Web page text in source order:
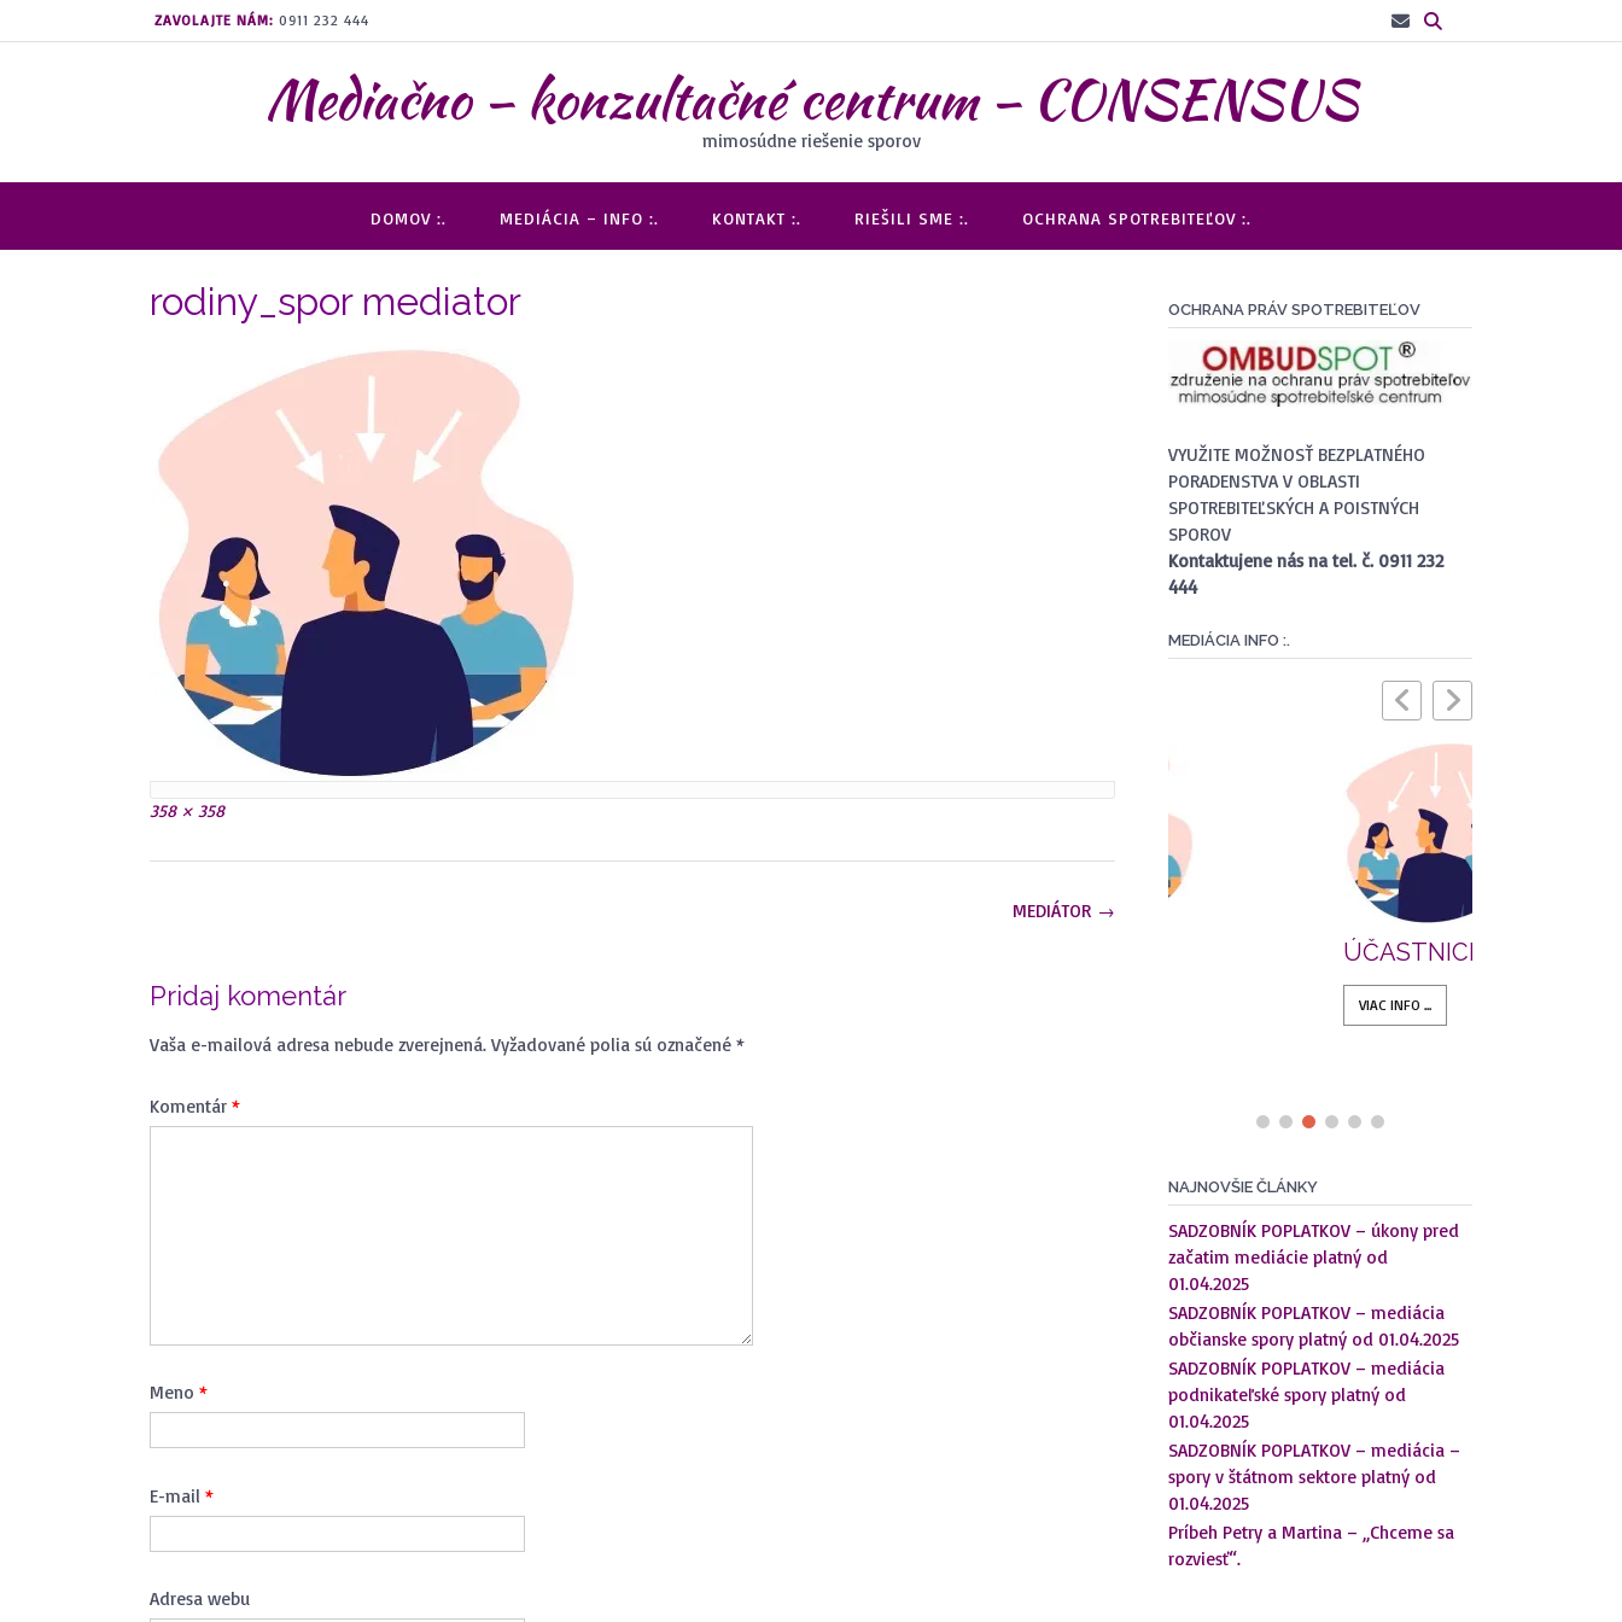
na
ZAVOLAJTE NÁM: 0911 232 444
Mediačno – konzultačné centrum – CONSENSUS
mimosúdne riešenie sporov
DOMOV :. MEDIÁCIA – INFO :. KONTAKT :. RIEŠILI SME :. OCHRANA SPOTREBITEĽOV :.
rodiny_spor mediator
Plná
358 × 358
MEDIÁTOR →
Pridaj komentár
Vaša e-mailová adresa nebude zverejnená. Vyžadované polia sú označené *
Komentár *
Meno *
E-mail *
Adresa webu
OCHRANA PRÁV SPOTREBITEĽOV
VYUŽITE MOŽNOSŤ BEZPLATNÉHO
PORADENSTVA V OBLASTI
SPOTREBITEĽSKÝCH A POISTNÝCH
SPOROV
Kontaktujene nás na tel. č. 0911 232
444
MEDIÁCIA INFO :.
MEDIÁCIOU ?
VIAC INFO ...
ÚČASTNICI MEDIÁCIE
NAJNOVŠIE ČLÁNKY
SADZOBNÍK POPLATKOV – úkony pred
začatim mediácie platný od
01.04.2025
SADZOBNÍK POPLATKOV – mediácia
občianske spory platný od 01.04.2025
SADZOBNÍK POPLATKOV – mediácia
podnikateľské spory platný od
01.04.2025
SADZOBNÍK POPLATKOV – mediácia –
spory v štátnom sektore platný od
01.04.2025
Príbeh Petry a Martina – „Chceme sa
rozviesť“.